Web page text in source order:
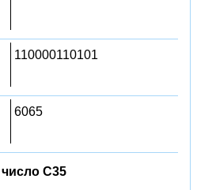
110000110101
6065
C35